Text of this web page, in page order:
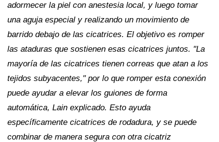
adormecer la piel con anestesia local, y luego tomar
una aguja especial y realizando un movimiento de
barrido debajo de las cicatrices. El objetivo es romper
las ataduras que sostienen esas cicatrices juntos. "La
mayoría de las cicatrices tienen correas que atan a los
tejidos subyacentes," por lo que romper esta conexión
puede ayudar a elevar los guiones de forma
automática, Lain explicado. Esto ayuda
específicamente cicatrices de rodadura, y se puede
combinar de manera segura con otra cicatriz